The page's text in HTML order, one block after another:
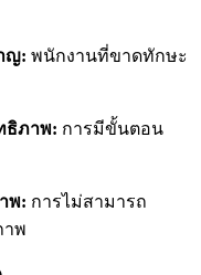
ญ: พนักงานที่ขาดทักษะ
ธิภาพ: การมีขั้นตอน
พ: การไม่สามารถ
าพ